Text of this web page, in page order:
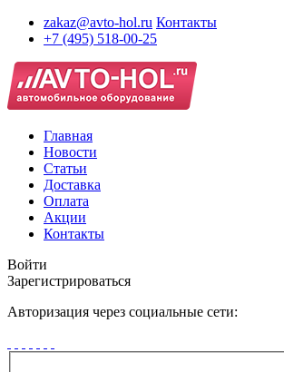
zakaz@avto-hol.ru Контакты
+7 (495) 518-00-25
Главная
Новости
Статьи
Доставка
Оплата
Акции
Контакты
Войти
Зарегистрироваться
Авторизация через социальные сети: